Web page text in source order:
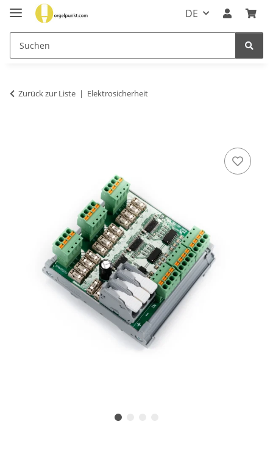
DE
Zurück zur Liste Elektrosicherheit